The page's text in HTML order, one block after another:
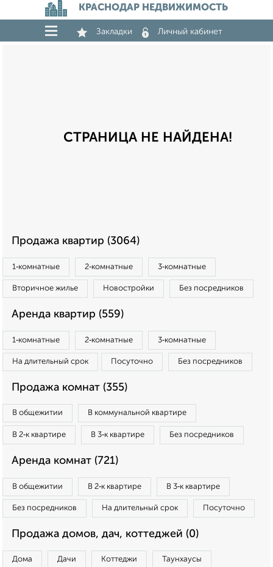
КРАСНОДАР НЕДВИЖИМОСТЬ
Закладки Личный кабинет
СТРАНИЦА НЕ НАЙДЕНА!
Продажа квартир (3064)
1‑комнатные 2‑комнатные 3‑комнатные
Вторичное жилье Новостройки Без посредников
Аренда квартир (559)
1‑комнатные 2‑комнатные 3‑комнатные
На длительный срок Посуточно Без посредников
Продажа комнат (355)
В общежитии В коммунальной квартире
В 2‑к квартире В 3‑к квартире Без посредников
Аренда комнат (721)
В общежитии В 2‑к квартире В 3‑к квартире
Без посредников На длительный срок Посуточно
Продажа домов, дач, коттеджей (0)
Дома Дачи Коттеджи Таунхаусы